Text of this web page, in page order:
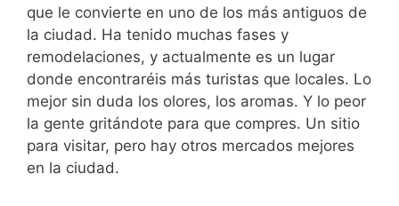
que le convierte en uno de los más antiguos de
la ciudad. Ha tenido muchas fases y
remodelaciones, y actualmente es un lugar
donde encontraréis más turistas que locales. Lo
mejor sin duda los olores, los aromas. Y lo peor
la gente gritándote para que compres. Un sitio
para visitar, pero hay otros mercados mejores
en la ciudad.